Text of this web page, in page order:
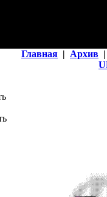
Главная | Архив |